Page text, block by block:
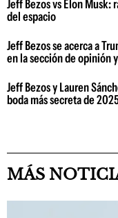
Jeff Bezos vs Elon
del espacio
Jeff Bezos se acerca a
en la sección de opinión
Jeff Bezos y Lauren
boda más secreta de
MÁS